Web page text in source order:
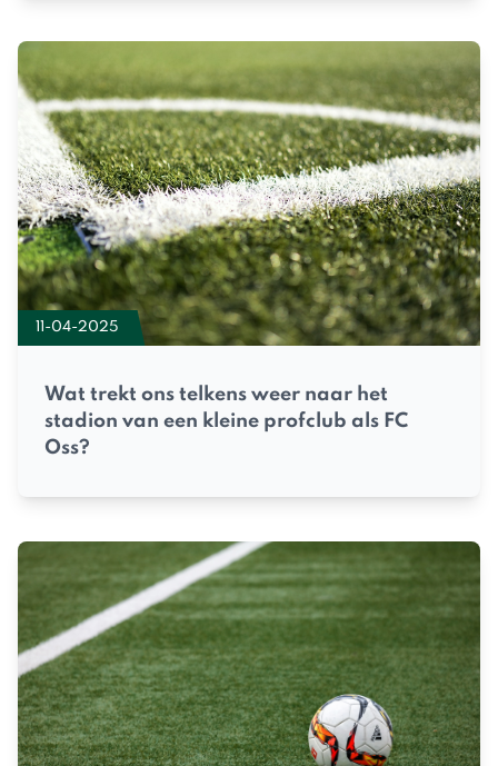
11-04-2025
Wat trekt ons telkens weer naar het
stadion van een kleine profclub als FC
Oss?